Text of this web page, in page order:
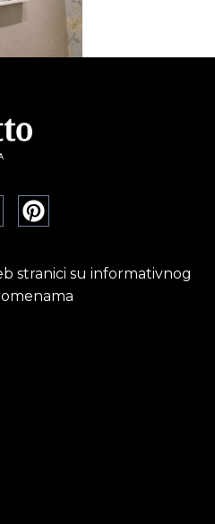
stranici su informativnog